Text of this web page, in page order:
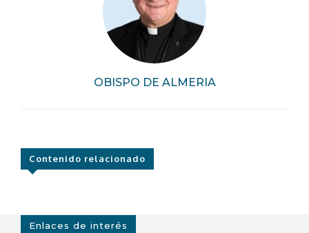
OBISPO DE ALMERIA
Contenido relacionado
Enlaces de interés